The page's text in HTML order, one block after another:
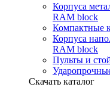
Корпуса
RAM block
Компактные
Корпуса
RAM block
Пульты и
Скачать каталог